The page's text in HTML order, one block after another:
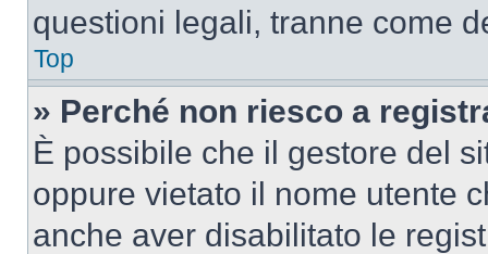
questioni legali, tranne come
Top
» Perché non riesco a
È possibile che il gestore del
oppure vietato il nome utente
anche aver disabilitato le